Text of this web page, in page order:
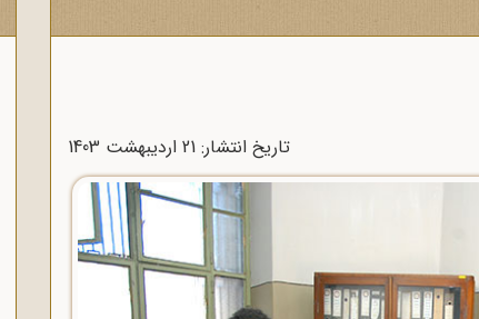
تاریخ انتشار: 21 ارديبهشت 1403